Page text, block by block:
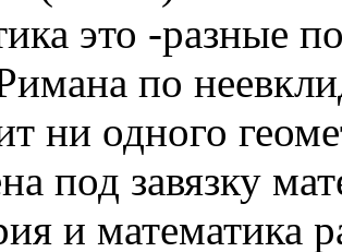
это -разные
по
ни одного
под завязку
и математика